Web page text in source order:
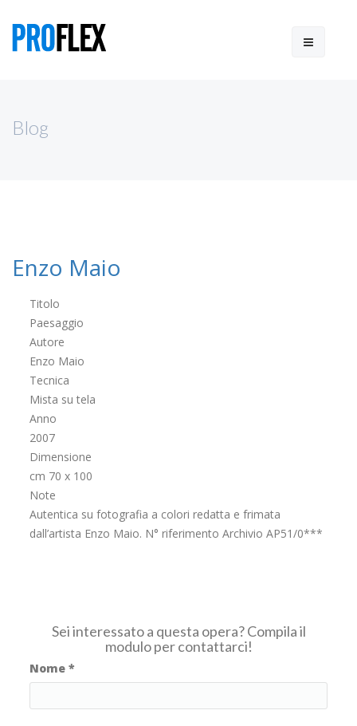
Blog
Enzo Maio
Titolo
Paesaggio
Autore
Enzo Maio
Tecnica
Mista su tela
Anno
2007
Dimensione
cm 70 x 100
Note
Autentica su fotografia a colori redatta e frimata
dall’artista Enzo Maio. N° riferimento Archivio AP51/0***
Sei interessato a questa opera? Compila il
modulo per contattarci!
Nome *